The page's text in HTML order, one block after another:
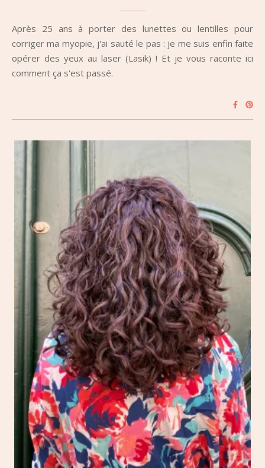
Après 25 ans à porter des lunettes ou lentilles pour
corriger ma myopie, j'ai sauté le pas : je me suis enfin faite
opérer des yeux au laser (Lasik) ! Et je vous raconte ici
comment ça s'est passé.